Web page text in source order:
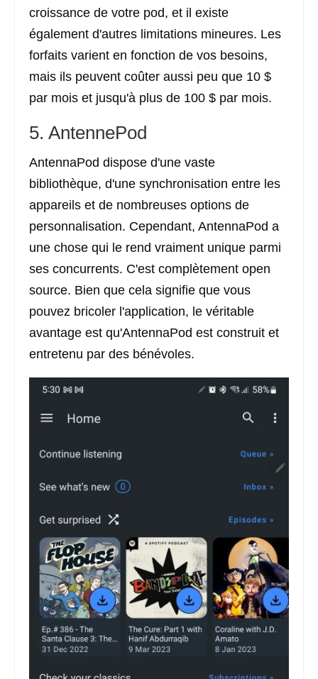
croissance de votre pod, et il existe
également d'autres limitations mineures. Les
forfaits varient en fonction de vos besoins,
mais ils peuvent coûter aussi peu que 10 $
par mois et jusqu'à plus de 100 $ par mois.
5. AntennePod
AntennaPod dispose d'une vaste
bibliothèque, d'une synchronisation entre les
appareils et de nombreuses options de
personnalisation. Cependant, AntennaPod a
une chose qui le rend vraiment unique parmi
ses concurrents. C'est complètement open
source. Bien que cela signifie que vous
pouvez bricoler l'application, le véritable
avantage est qu'AntennaPod est construit et
entretenu par des bénévoles.